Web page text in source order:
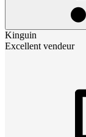
Kinguin
Excellent vendeur